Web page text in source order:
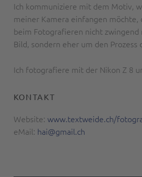
Ich kommuniziere mit dem Motiv,
meiner Kamera einfangen möchte,
beim Fotografieren nicht
Bild, sondern eher um den Prozess
Ich fotografiere mit der Nikon Z 8
KONTAKT
Website: www.textweide.ch/
eMail: hai@gmail.ch